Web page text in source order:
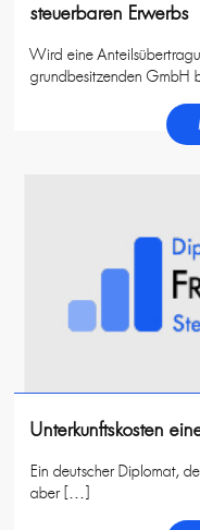
steuerbaren Erwerbs
Wird eine
grundbesitzenden GmbH
Unterkunftskosten
Ein deutscher Diplomat,
aber […]